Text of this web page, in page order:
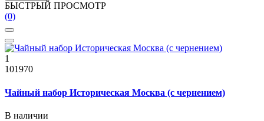
БЫСТРЫЙ ПРОСМОТР
(0)
1
101970
Чайный набор Историческая Москва (с чернением)
В наличии